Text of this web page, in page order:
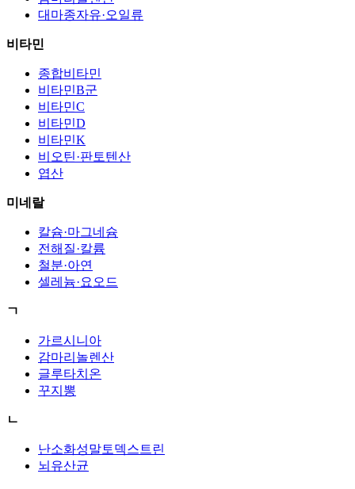
대마종자유·오일류
비타민
종합비타민
비타민B군
비타민C
비타민D
비타민K
비오틴·판토텐산
엽산
미네랄
칼슘·마그네슘
전해질·칼륨
철분·아연
셀레늄·요오드
ㄱ
가르시니아
감마리놀렌산
글루타치온
꾸지뽕
ㄴ
난소화성말토덱스트린
뇌유산균